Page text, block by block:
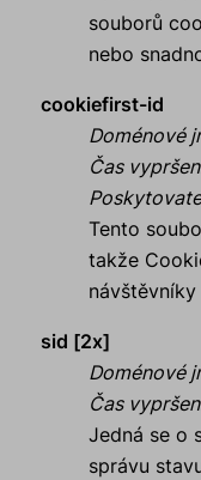
souborů
nebo
cookiefirst-id
Doménové
Čas
Tento
takže
sid [2x]
Doménové
Čas
Jedná se o
správu